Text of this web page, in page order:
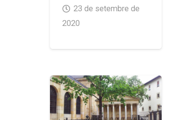
23 de setembre de
2020